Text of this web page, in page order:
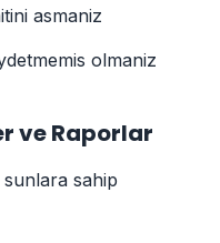
asmaniz
olmaniz
ve Raporlar
sahip